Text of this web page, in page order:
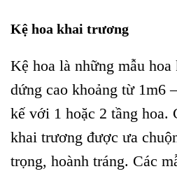
Kệ hoa khai trương
Kệ hoa là những mẫu
dứng cao khoảng từ 1m6
kế với 1 hoặc 2 tầng hoa.
khai trương được ưa
trọng, hoành tráng. Các